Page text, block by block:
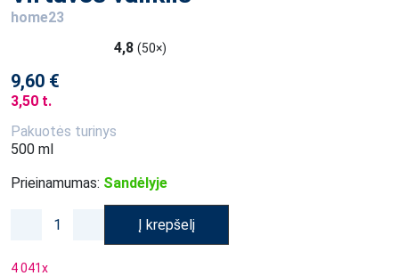
home23
4,8 (50×)
9,60 €
3,50 t.
Pakuotės turinys
500 ml
Prieinamumas: Sandėlyje
Į krepšelį
4 041x